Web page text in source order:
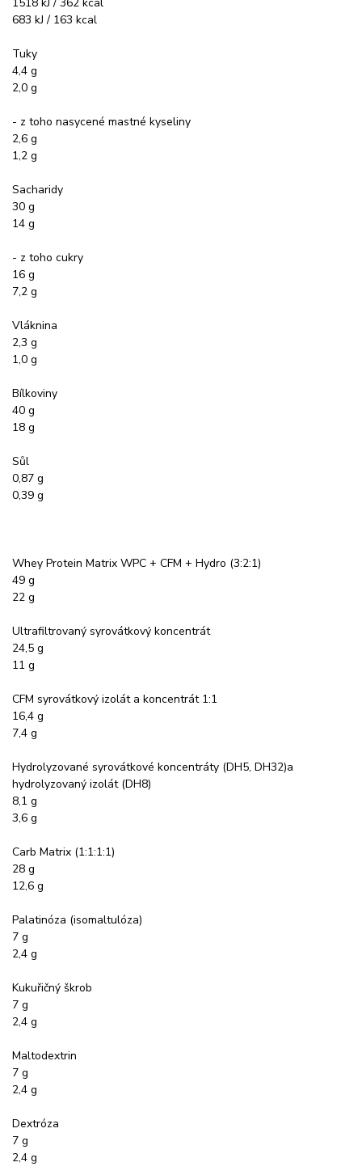
683 kJ / 163 kcal
Tuky
4,4 g
2,0 g
- z toho nasycené mastné kyseliny
2,6 g
1,2 g
Sacharidy
30 g
14 g
- z toho cukry
16 g
7,2 g
Vláknina
2,3 g
1,0 g
Bílkoviny
40 g
18 g
Sůl
0,87 g
0,39 g
Whey Protein Matrix WPC + CFM + Hydro (3:2:1)
49 g
22 g
Ultrafiltrovaný syrovátkový koncentrát
24,5 g
11 g
CFM syrovátkový izolát a koncentrát 1:1
16,4 g
7,4 g
Hydrolyzované syrovátkové koncentráty (DH5, DH32)a
hydrolyzovaný izolát (DH8)
8,1 g
3,6 g
Carb Matrix (1:1:1:1)
28 g
12,6 g
Palatinóza (isomaltulóza)
7 g
2,4 g
Kukuřičný škrob
7 g
2,4 g
Maltodextrin
7 g
2,4 g
Dextróza
7 g
2,4 g